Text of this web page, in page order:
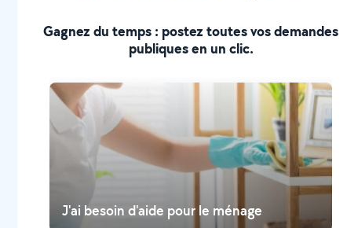
Gagnez du temps : postez toutes vos demandes
publiques en un clic.
J'ai besoin d'aide pour le ménage